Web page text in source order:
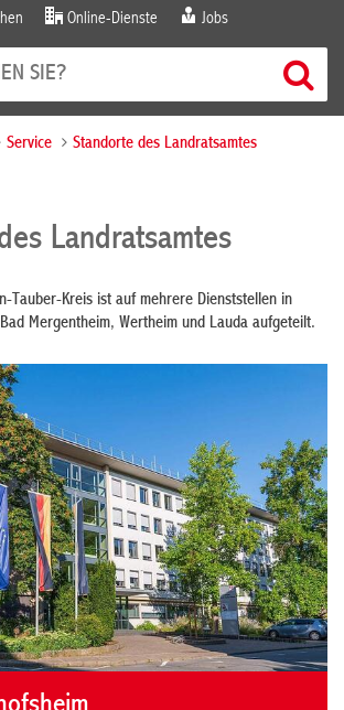
Online-Dienste Jobs
Service Standorte des Landratsamtes
Landratsamtes
Tauber-Kreis ist auf mehrere Dienststellen in
Mergentheim, Wertheim und Lauda aufgeteilt.